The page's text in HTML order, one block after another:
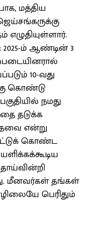
மத்திய
எழுதியுள்ளார்.
2025-ம் ஆண்டின் 3
10-வது
கொண்டு
நமது
தடுக்க
என்று
கொண்ட
மீனவர்கள் தங்கள்
பெரிதும்